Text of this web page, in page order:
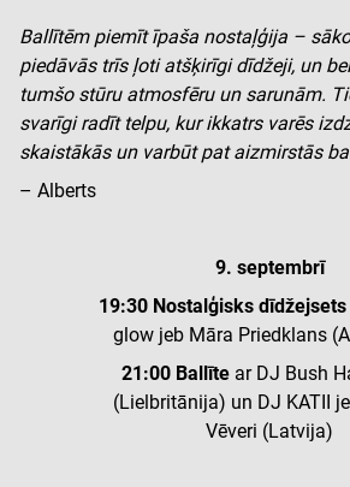
Ballītēm piemīt īpaša nostaļģija –
piedāvās trīs ļoti atšķirīgi dīdžeji, un
tumšo stūru atmosfēru un sarunām.
svarīgi radīt telpu, kur ikkatrs varēs
skaistākās un varbūt pat aizmirstās
– Alberts
9. septembrī
19:30 Nostalģisks dīdžejsets
glow jeb Māra Priedklans
21:00 Ballīte ar DJ Bush
(Lielbritānija) un DJ KATII
Vēveri (Latvija)